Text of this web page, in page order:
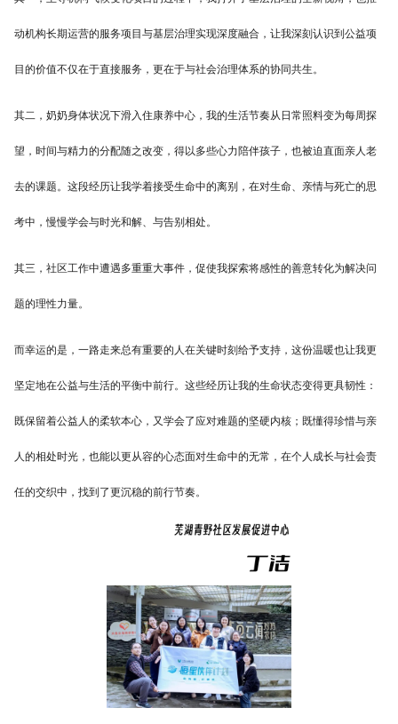
动机构长期运营的服务项目与基层治理实现深度融合，让我深刻认识到公益项
目的价值不仅在于直接服务，更在于与社会治理体系的协同共生。
其二，奶奶身体状况下滑入住康养中心，我的生活节奏从日常照料变为每周探
望，时间与精力的分配随之改变，得以多些心力陪伴孩子，也被迫直面亲人老
去的课题。这段经历让我学着接受生命中的离别，在对生命、亲情与死亡的思
考中，慢慢学会与时光和解、与告别相处。
其三，社区工作中遭遇多重重大事件，促使我探索将感性的善意转化为解决问
题的理性力量。
而幸运的是，一路走来总有重要的人在关键时刻给予支持，这份温暖也让我更
坚定地在公益与生活的平衡中前行。这些经历让我的生命状态变得更具韧性：
既保留着公益人的柔软本心，又学会了应对难题的坚硬内核；既懂得珍惜与亲
人的相处时光，也能以更从容的心态面对生命中的无常，在个人成长与社会责
任的交织中，找到了更沉稳的前行节奏。